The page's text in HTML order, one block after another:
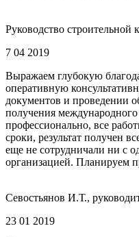
Руководство строительной
7 04 2019
Выражаем глубокую
оперативную
документов и проведении
получения
профессионально, все
сроки, результат получен
еще не сотрудничали ни с
организацией. Планируем
Севостьянов И.Т.,
23 01 2019